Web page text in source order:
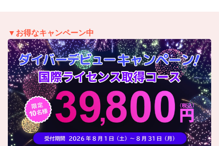
▼お得なキャンペーン中